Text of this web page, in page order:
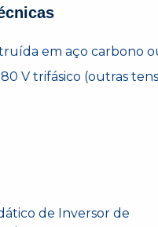
em aço carbono
V trifásico (outras